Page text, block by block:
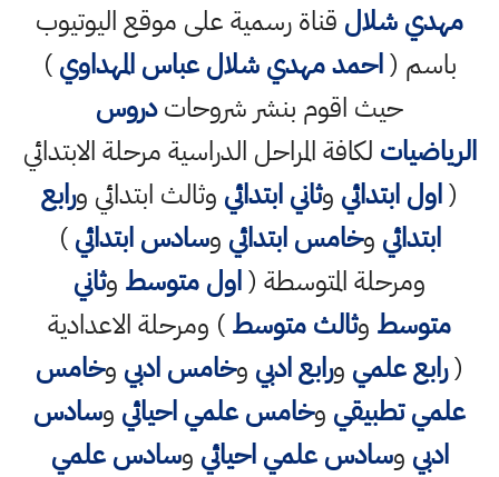
مهدي شلال قناة رسمية على موقع اليوتيوب
باسم (احمد مهدي شلال عباس المهداوي)
حيث اقوم بنشر شروحاتدروس
الرياضيات لكافة المراحل الدراسية مرحلة الابتدائي
(اول ابتدائي وثاني ابتدائي وثالث ابتدائي ورابع
ابتدائي وخامس ابتدائي وسادس ابتدائي)
ومرحلة المتوسطة (اول متوسط وثاني
متوسط وثالث متوسط) ومرحلة الاعدادية
(رابع علمي ورابع ادبي وخامس ادبي وخامس
علمي تطبيقي وخامس علمي احيائي وسادس
ادبي وسادس علمي احيائي وسادس علمي